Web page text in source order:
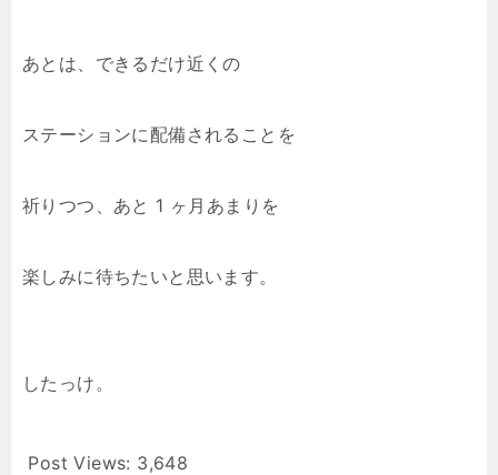
あとは、できるだけ近くの
ステーションに配備されることを
祈りつつ、あと 1 ヶ月あまりを
楽しみに待ちたいと思います。
したっけ。
Post Views: 3,648